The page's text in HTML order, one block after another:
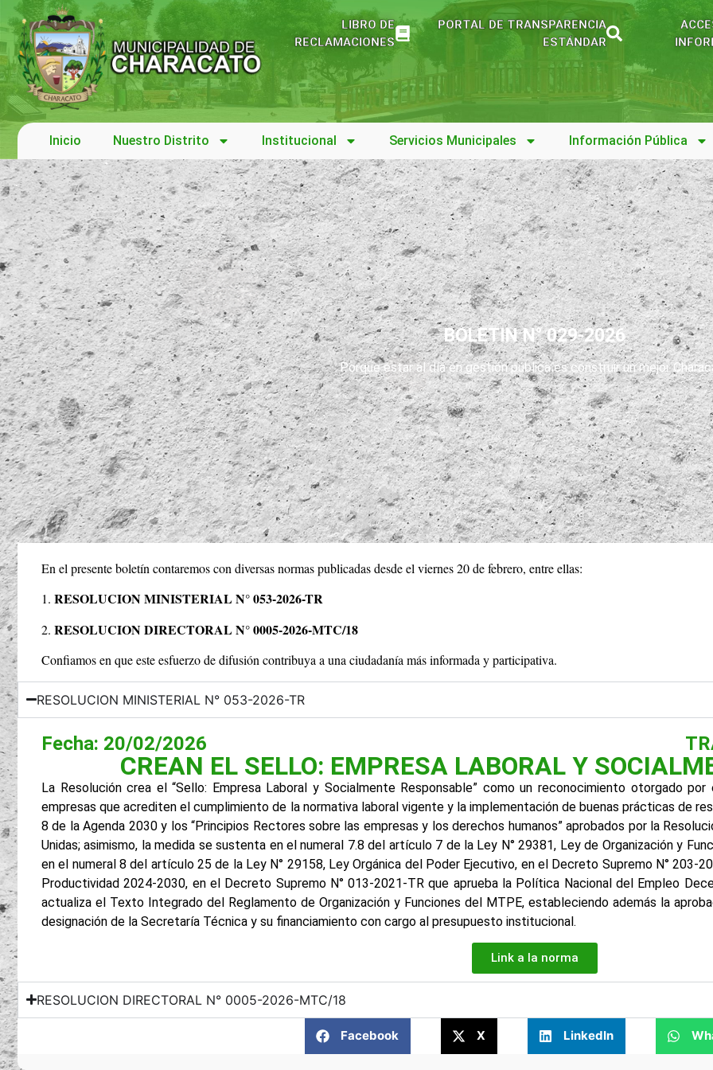
PORTAL DE TRANSPARENCIA
ESTÁNDAR
LIBRO DE
RECLAMACIONES
Inicio Nuestro Distrito Institucional Servicios Municipales Información Pública
BOLETIN N° 029-2026
Porque estar al día en gestión pública es construir un mejor
En el presente boletín contaremos con diversas normas publicadas desde el viernes 20 de febrero, entre ellas:
1. RESOLUCION MINISTERIAL N° 053-2026-TR
2. RESOLUCION DIRECTORAL N° 0005-2026-MTC/18
Confiamos en que este esfuerzo de difusión contribuya a una ciudadanía más informada y participativa.
RESOLUCION MINISTERIAL N° 053-2026-TR
Fecha: 20/02/2026
CREAN EL SELLO: EMPRESA LABORAL Y
La Resolución crea el “Sello: Empresa Laboral y Socialmente Responsable” como un reconocimiento otorgado
empresas que acrediten el cumplimiento de la normativa laboral vigente y la implementación de buenas prácticas de
8 de la Agenda 2030 y los “Principios Rectores sobre las empresas y los derechos humanos” aprobados por la
Unidas; asimismo, la medida se sustenta en el numeral 7.8 del artículo 7 de la Ley N° 29381, Ley de Organización y
en el numeral 8 del artículo 25 de la Ley N° 29158, Ley Orgánica del Poder Ejecutivo, en el Decreto Supremo N° 203-
Productividad 2024-2030, en el Decreto Supremo N° 013-2021-TR que aprueba la Política Nacional del Empleo
actualiza el Texto Integrado del Reglamento de Organización y Funciones del MTPE, estableciendo además la
designación de la Secretaría Técnica y su financiamiento con cargo al presupuesto institucional.
Link a la norma
RESOLUCION DIRECTORAL N° 0005-2026-MTC/18
Facebook X LinkedIn